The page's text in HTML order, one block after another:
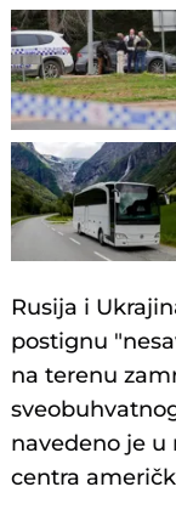
Rusija i
postignu
na terenu
navedeno je
centra